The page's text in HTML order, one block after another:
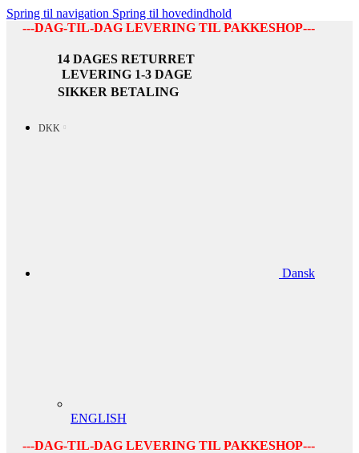
Spring til navigation Spring til hovedindhold
---DAG-TIL-DAG LEVERING TIL PAKKESHOP---
14 DAGES RETURRET
LEVERING 1-3 DAGE
SIKKER BETALING
DKK
Dansk
ENGLISH
---DAG-TIL-DAG LEVERING TIL PAKKESHOP---